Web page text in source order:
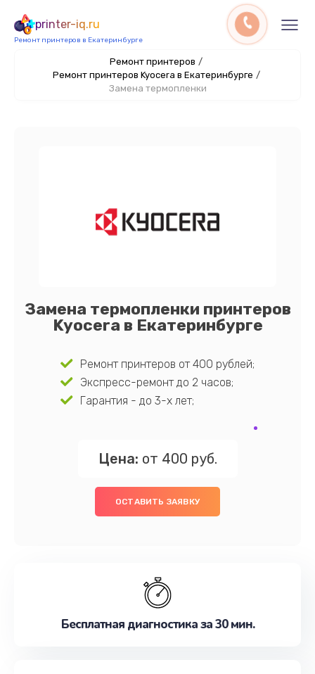
printer-iq.ru
Ремонт принтеров в Екатеринбурге
Ремонт принтеров /
Ремонт принтеров Kyocera в Екатеринбурге /
Замена термопленки
Замена термопленки принтеров
Kyocera в Екатеринбурге
Ремонт принтеров от 400 рублей;
Экспресс-ремонт до 2 часов;
Гарантия - до 3-х лет;
Цена: от 400 руб.
ОСТАВИТЬ ЗАЯВКУ
Бесплатная диагностика за 30 мин.